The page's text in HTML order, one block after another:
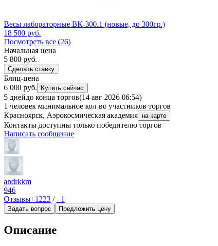
Весы лабораторные ВК-300.1 (новые, до 300гр.)
18 500 руб.
Посмотреть все (26)
Начальная цена
5 800 руб.
Сделать ставку
Блиц-цена
6 000 руб.
Купить сейчас
5 днейдо конца торгов(14 авг 2026 06:54)
1 человек минимальное кол-во участников торгов
Красноярск, Аэрокосмическая академия на карте
Контакты доступны только победителю торгов
Написать сообщение
andrkkm
946
Отзывы+1223 /−1
Задать вопрос Предложить цену
Описание